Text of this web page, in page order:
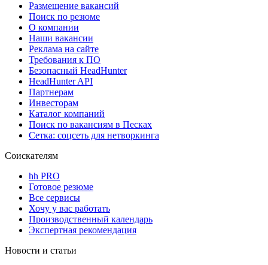
Размещение вакансий
Поиск по резюме
О компании
Наши вакансии
Реклама на сайте
Требования к ПО
Безопасный HeadHunter
HeadHunter API
Партнерам
Инвесторам
Каталог компаний
Поиск по вакансиям в Песках
Сетка: соцсеть для нетворкинга
Соискателям
hh PRO
Готовое резюме
Все сервисы
Хочу у вас работать
Производственный календарь
Экспертная рекомендация
Новости и статьи